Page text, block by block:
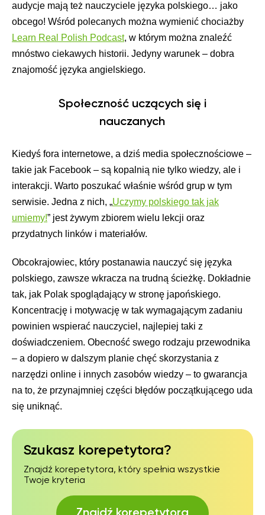
audycje mają też nauczyciele języka polskiego… jako
obcego! Wśród polecanych można wymienić chociażby
Learn Real Polish Podcast, w którym można znaleźć
mnóstwo ciekawych historii. Jedyny warunek – dobra
znajomość języka angielskiego.
Społeczność uczących się i
nauczanych
Kiedyś fora internetowe, a dziś media społecznościowe –
takie jak Facebook – są kopalnią nie tylko wiedzy, ale i
interakcji. Warto poszukać właśnie wśród grup w tym
serwisie. Jedna z nich, „Uczymy polskiego tak jak
umiemy!” jest żywym zbiorem wielu lekcji oraz
przydatnych linków i materiałów.
Obcokrajowiec, który postanawia nauczyć się języka
polskiego, zawsze wkracza na trudną ścieżkę. Dokładnie
tak, jak Polak spoglądający w stronę japońskiego.
Koncentrację i motywację w tak wymagającym zadaniu
powinien wspierać nauczyciel, najlepiej taki z
doświadczeniem. Obecność swego rodzaju przewodnika
– a dopiero w dalszym planie chęć skorzystania z
narzędzi online i innych zasobów wiedzy – to gwarancja
na to, że przynajmniej części błędów początkującego uda
się uniknąć.
Szukasz korepetytora?
Znajdź korepetytora, który spełnia wszystkie
Twoje kryteria